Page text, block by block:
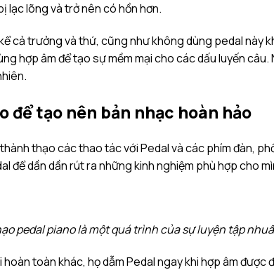
lạc lõng và trở nên có hồn hơn.
cả trưởng và thứ, cũng như không dùng pedal này
hợp âm để tạo sự mềm mại cho các dấu luyến
để tạo nên bản nhạc hoàn hảo
thạo các thao tác với Pedal và các phím đàn,
để dần dần rút ra những kinh nghiệm phù hợp cho
pedal piano là một quá trình của sự luyện tập
toàn khác, họ dẫm Pedal ngay khi hợp âm